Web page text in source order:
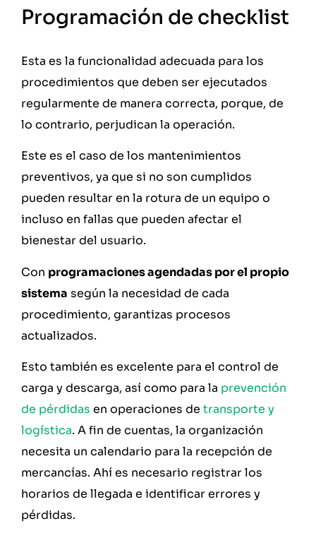
Programación de checklist
Esta es la funcionalidad adecuada para los
procedimientos que deben ser ejecutados
regularmente de manera correcta, porque, de
lo contrario, perjudican la operación.
Este es el caso de los mantenimientos
preventivos, ya que si no son cumplidos
pueden resultar en la rotura de un equipo o
incluso en fallas que pueden afectar el
bienestar del usuario.
Con programaciones agendadas por el propio
sistema según la necesidad de cada
procedimiento, garantizas procesos
actualizados.
Esto también es excelente para el control de
carga y descarga, así como para la prevención
de pérdidas en operaciones de transporte y
logística. A fin de cuentas, la organización
necesita un calendario para la recepción de
mercancías. Ahí es necesario registrar los
horarios de llegada e identificar errores y
pérdidas.